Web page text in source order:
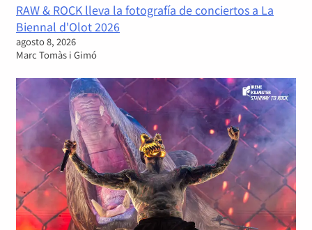
RAW & ROCK lleva la fotografía de conciertos a La
Biennal d'Olot 2026
agosto 8, 2026
Marc Tomàs i Gimó